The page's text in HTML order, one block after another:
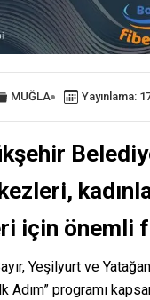
MUĞLA Yayınlama:
için önemli
Yeşilyurt ve
programı